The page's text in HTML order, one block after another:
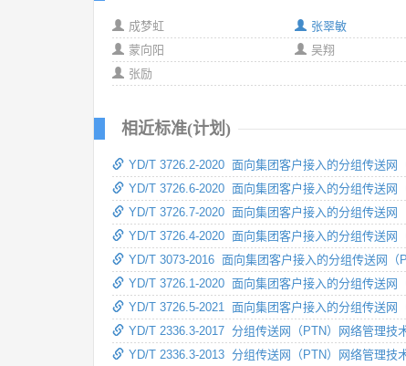
成梦虹
张翠敏
蒙向阳
吴翔
张励
相近标准(计划)
YD/T 3726.2-2020 面向集团客户接入的分组传送网
YD/T 3726.6-2020 面向集团客户接入的分组传送网
YD/T 3726.7-2020 面向集团客户接入的分组传送网
YD/T 3726.4-2020 面向集团客户接入的分组传送网
YD/T 3073-2016 面向集团客户接入的分组传送网（
YD/T 3726.1-2020 面向集团客户接入的分组传送网
YD/T 3726.5-2021 面向集团客户接入的分组传送网
YD/T 2336.3-2017 分组传送网（PTN）网络管理技
YD/T 2336.3-2013 分组传送网（PTN）网络管理技